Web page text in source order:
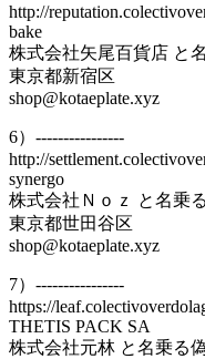
http://
bake
株式会社矢尾百貨店 と
東京都新宿区
shop@kotaeplate.xyz
6）----------------
http://
synergo
株式会社Ｎｏｚ と名乗
東京都世田谷区
shop@kotaeplate.xyz
7）----------------
https://
THETIS PACK SA
株式会社元林 と名乗る